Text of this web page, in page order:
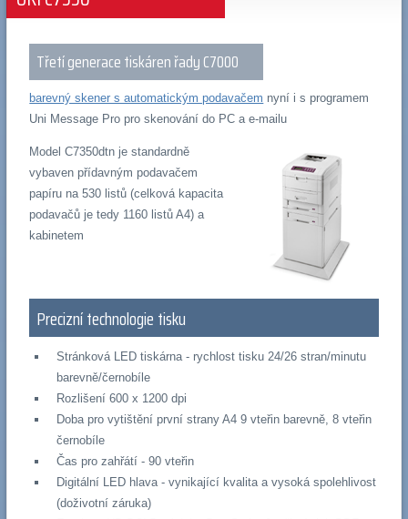
Třetí generace tiskáren řady C7000
barevný skener s automatickým podavačem nyní i s programem
Uni Message Pro pro skenování do PC a e-mailu
Model C7350dtn je standardně
vybaven přídavným podavačem
papíru na 530 listů (celková kapacita
podavačů je tedy 1160 listů A4) a
kabinetem
Precizní technologie tisku
Stránková LED tiskárna - rychlost tisku 24/26 stran/minutu
barevně/černobíle
Rozlišení 600 x 1200 dpi
Doba pro vytištění první strany A4 9 vteřin barevně, 8 vteřin
černobíle
Čas pro zahřátí - 90 vteřin
Digitální LED hlava - vynikající kvalita a vysoká spolehlivost
(doživotní záruka)